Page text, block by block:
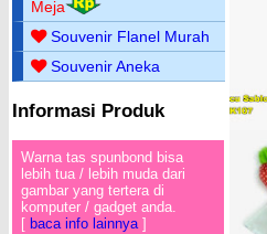
Meja
Souvenir Flanel Murah
Souvenir Aneka
Informasi Produk
Warna tas spunbond bisa
lebih tua / lebih muda dari
gambar yang tertera di
komputer / gadget anda.
[ baca info lainnya]